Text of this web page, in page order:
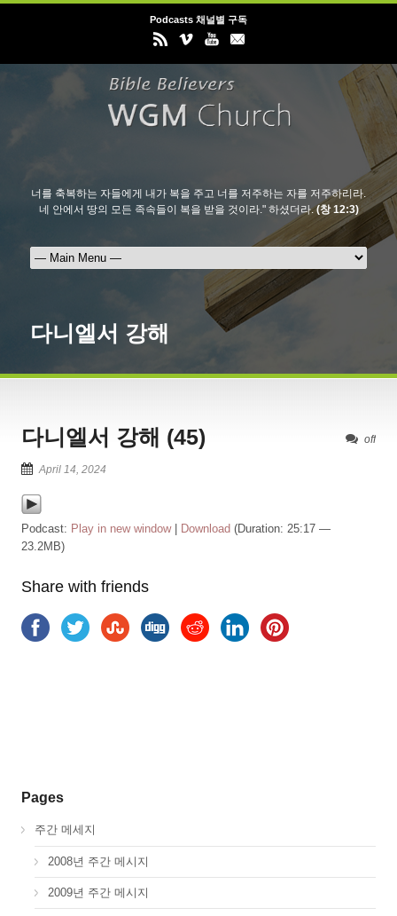
Podcasts 채널별 구독
너를 축복하는 자들에게 내가 복을 주고 너를 저주하는 자를 저주하리라.
네 안에서 땅의 모든 족속들이 복을 받을 것이라." 하셨더라.(창 12:3)
다니엘서 강해
off
다니엘서 강해 (45)
April 14, 2024
Podcast: Play in new window| Download (Duration: 25:17 —
23.2MB)
Share with friends
Pages
주간 메세지
2008년 주간 메시지
2009년 주간 메시지